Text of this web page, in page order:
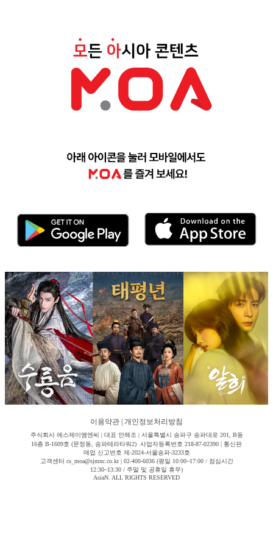
이용약관 개인정보처리방침
주식회사 에스제이엠엔씨 | 대표 안해조 | 서울특별시 송파구 송파대로 201, B동
16층 B-1609호 (문정동, 송파테라타워2) 사업자등록번호 218-87-02390 | 통신판
매업 신고번호 제-2024-서울송파-3233호
고객센터 cs_moa@sjmnc.co.kr | 02-400-6036 (평일 10:00~17:00 / 점심시간
12:30~13:30 / 주말 및 공휴일 휴무)
AsiaN. ALL RIGHTS RESERVED